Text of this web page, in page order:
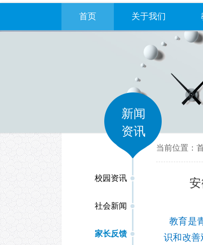
首页 关于我们
新闻
资讯
校园资讯
社会新闻
家长反馈
当前位置：
教育是
识和改